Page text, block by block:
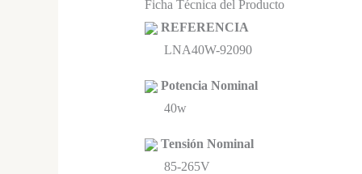
Ficha Técnica del Producto
REFERENCIA
LNA40W-92090
Potencia Nominal
40w
Tensión Nominal
85-265V